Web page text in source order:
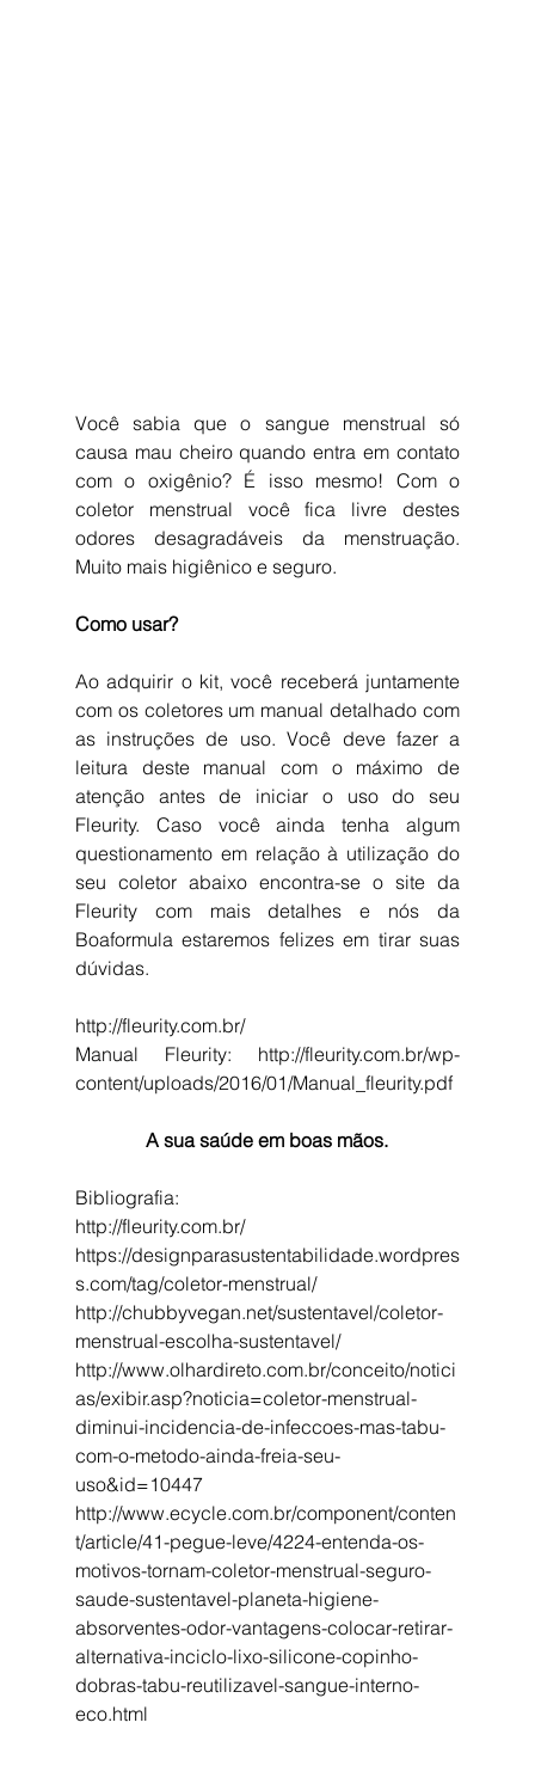
Você sabia que o sangue menstrual só
causa mau cheiro quando entra em contato
com o oxigênio? É isso mesmo! Com o
coletor menstrual você fica livre destes
odores desagradáveis da menstruação.
Muito mais higiênico e seguro.
Como usar?
Ao adquirir o kit, você receberá juntamente
com os coletores um manual detalhado com
as instruções de uso. Você deve fazer a
leitura deste manual com o máximo de
atenção antes de iniciar o uso do seu
Fleurity. Caso você ainda tenha algum
questionamento em relação à utilização do
seu coletor abaixo encontra-se o site da
Fleurity com mais detalhes e nós da
Boaformula estaremos felizes em tirar suas
dúvidas.
http://fleurity.com.br/
Manual Fleurity: http://fleurity.com.br/wp-
content/uploads/2016/01/Manual_fleurity.pdf
A sua saúde em boas mãos.
Bibliografia:
http://fleurity.com.br/
https://designparasustentabilidade.wordpres
s.com/tag/coletor-menstrual/
http://chubbyvegan.net/sustentavel/coletor-
menstrual-escolha-sustentavel/
http://www.olhardireto.com.br/conceito/notici
as/exibir.asp?noticia=coletor-menstrual-
diminui-incidencia-de-infeccoes-mas-tabu-
com-o-metodo-ainda-freia-seu-
uso&id=10447
http://www.ecycle.com.br/component/conten
t/article/41-pegue-leve/4224-entenda-os-
motivos-tornam-coletor-menstrual-seguro-
saude-sustentavel-planeta-higiene-
absorventes-odor-vantagens-colocar-retirar-
alternativa-inciclo-lixo-silicone-copinho-
dobras-tabu-reutilizavel-sangue-interno-
eco.html